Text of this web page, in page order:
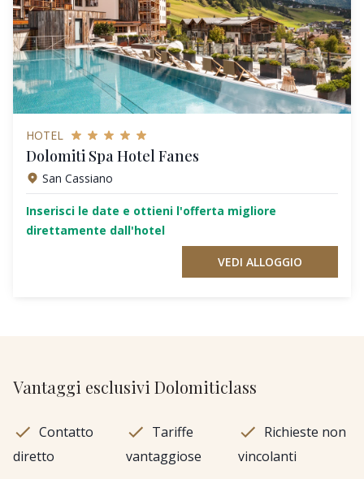
HOTEL
Dolomiti Spa Hotel Fanes
San Cassiano
Inserisci le date e ottieni l'offerta migliore
direttamente dall'hotel
VEDI ALLOGGIO
Vantaggi esclusivi Dolomiticlass
Contatto
diretto
Tariffe
vantaggiose
Richieste non
vincolanti